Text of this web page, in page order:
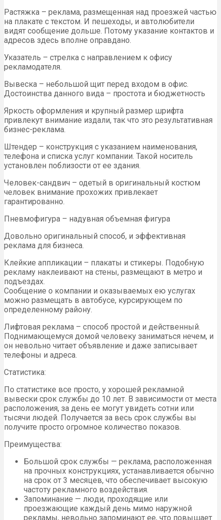
Растяжка – реклама, размещенная над проезжей частью
на плакате с текстом. И пешеходы, и автолюбители
видят сообщение дольше. Потому указание контактов и
адресов здесь вполне оправдано.
Указатель – стрелка с направлением к офису
рекламодателя.
Вывеска – небольшой щит перед входом в офис.
Достоинства данного вида – простота и бюджетность
Яркость оформления и крупный размер шрифта
привлекут внимание издали, так что это результативная
бизнес-реклама.
Штендер – конструкция с указанием наименования,
телефона и списка услуг компании. Такой носитель
установлен поблизости от ее здания.
Человек-сандвич – одетый в оригинальный костюм
человек внимание прохожих привлекает
гарантированно.
Пневмофигура – надувная объемная фигура
Довольно оригинальный способ, и эффективная
реклама для бизнеса.
Клейкие аппликации – плакаты и стикеры. Подобную
рекламу наклеивают на стены, размещают в метро и
подъездах.
Сообщение о компании и оказываемых ею услугах
можно размещать в автобусе, курсирующем по
определенному району.
Лифтовая реклама – способ простой и действенный.
Поднимающемуся домой человеку заниматься нечем, и
он невольно читает объявление и даже записывает
телефоны и адреса.
Статистика:
По статистике все просто, у хорошей рекламной
вывески срок службы до 10 лет. В зависимости от места
расположения, за день ее могут увидеть сотни или
тысячи людей. Получается за весь срок службы вы
получите просто огромное количество показов.
Преимущества:
Большой срок службы — реклама, расположенная
на прочных конструкциях, устанавливается обычно
на срок от 3 месяцев, что обеспечивает высокую
частоту рекламного воздействия.
Запоминание — люди, проходящие или
проезжающие каждый день мимо наружной
рекламы, невольно запоминают ее, что повышает